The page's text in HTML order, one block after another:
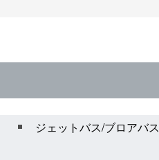
ジェットバス/ブロアバス